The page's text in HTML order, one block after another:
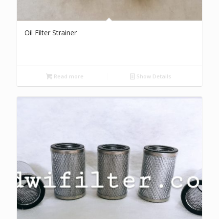
Oil Filter Strainer
Read more Show Details